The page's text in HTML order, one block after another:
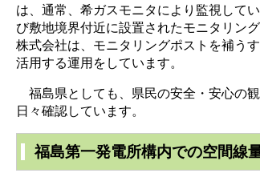
は、通常、希ガスモニタにより監視して
び敷地境界付近に設置されたモニタリン
株式会社は、モニタリングポストを補う
活用する運用をしています。
福島県としても、県民の安全・安心の
日々確認しています。
福島第一発電所構内での空間線